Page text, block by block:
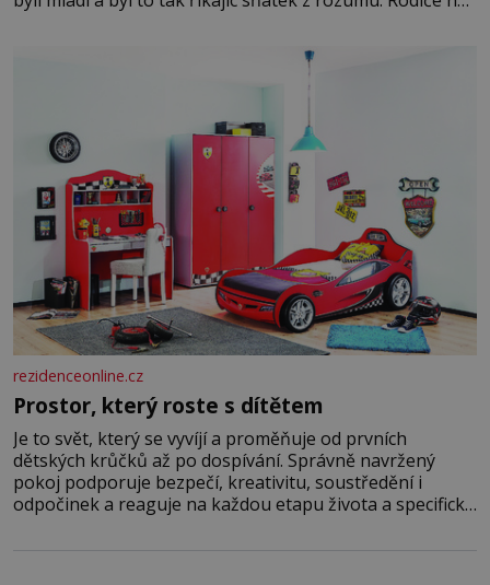
Manželství nám oběma moc nesvědčilo, brzy jsme zjistili,
rezidenceonline.cz
Prostor, který roste s dítětem
Je to svět, který se vyvíjí a proměňuje od prvních
dětských krůčků až po dospívání. Správně navržený
pokoj podporuje bezpečí, kreativitu, soustředění i
odpočinek a reaguje na každou etapu života a specifické